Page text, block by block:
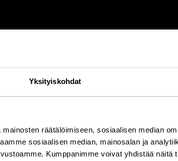
Yksityiskohdat
räätälöimiseen, sosiaalisen median
sosiaalisen median, mainosalan ja
Kumppanimme voivat yhdistää näitä